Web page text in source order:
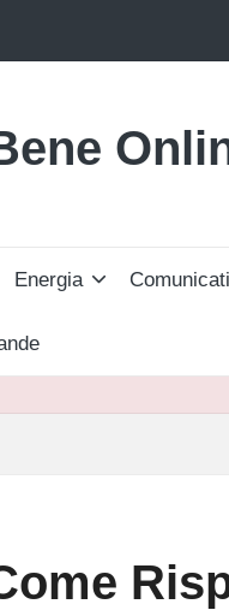
Energia